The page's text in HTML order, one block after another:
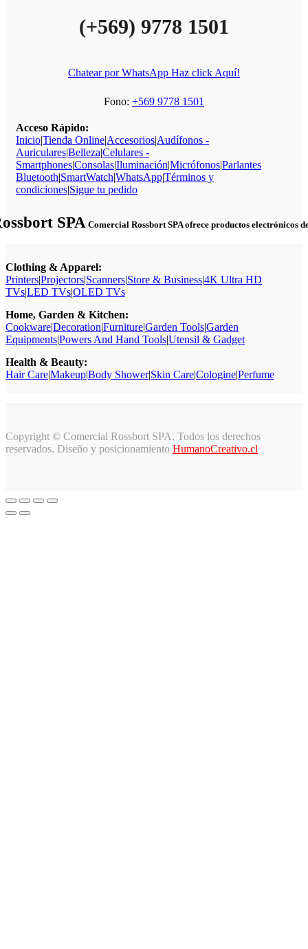
(+569) 9778 1501
Chatear por WhatsApp Haz click Aquí!
Fono: +569 9778 1501
Acceso Rápido:
Inicio|Tienda Online|Accesorios|Audífonos -
Auriculares|Belleza|Celulares -
Smartphones|Consolas|Iluminación|Micrófonos|Parlantes
Bluetooth|SmartWatch|WhatsApp|Términos y
condiciones|Sigue tu pedido
SPA Comercial Rossbort SPA ofrece productos electrónicos
Clothing & Apparel:
Printers|Projectors|Scanners|Store & Business|4K Ultra HD
TVs|LED TVs|OLED TVs
Home, Garden & Kitchen:
Cookware|Decoration|Furniture|Garden Tools|Garden
Equipments|Powers And Hand Tools|Utensil & Gadget
Health & Beauty:
Hair Care|Makeup|Body Shower|Skin Care|Cologine|Perfume
Copyright © Comercial Rossbort SPA. Todos los derechos
reservados. Diseño y posicionamiento HumanoCreativo.cl